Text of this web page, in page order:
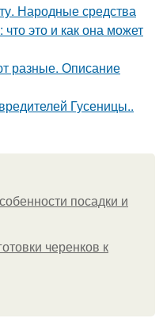
Народные средства
это и как она может
разные. Описание
Гусеницы..
посадки и
черенков к